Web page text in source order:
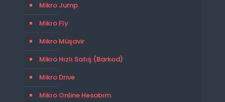
Mikro Jump
Mikro Fly
Mikro Müşavir
Mikro Hızlı Satış (Barkod)
Mikro Drive
Mikro Online Hesabım